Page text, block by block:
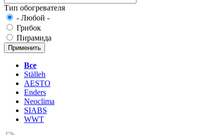
Тип обогревателя
- Любой -
Грибок
Пирамида
Все
Ställeh
AESTO
Enders
Neoclima
SIABS
WWT